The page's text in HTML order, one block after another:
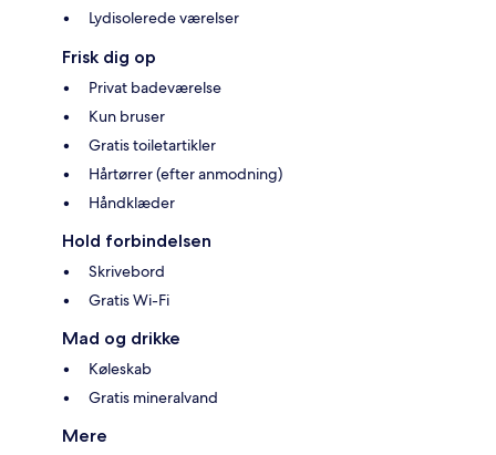
Lydisolerede værelser
Frisk dig op
Privat badeværelse
Kun bruser
Gratis toiletartikler
Hårtørrer (efter anmodning)
Håndklæder
Hold forbindelsen
Skrivebord
Gratis Wi-Fi
Mad og drikke
Køleskab
Gratis mineralvand
Mere